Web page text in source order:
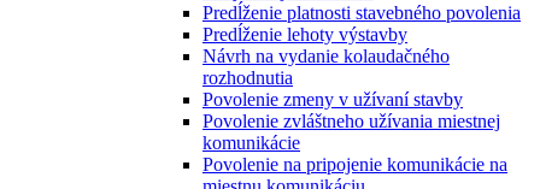
Predĺženie platnosti stavebného povolenia
Predĺženie lehoty výstavby
Návrh na vydanie kolaudačného
rozhodnutia
Povolenie zmeny v užívaní stavby
Povolenie zvláštneho užívania miestnej
komunikácie
Povolenie na pripojenie komunikácie na